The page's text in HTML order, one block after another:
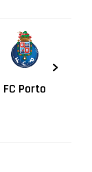
FC Porto